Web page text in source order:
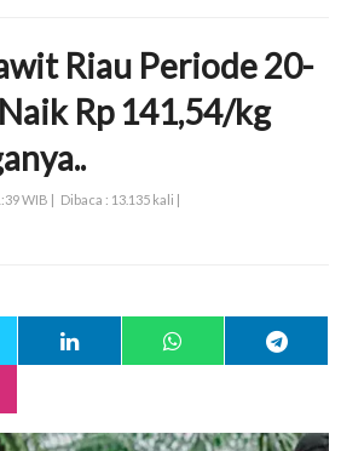
Riau Periode 20-
Rp 141,54/kg
WIB | Dibaca : 13.135 kali |